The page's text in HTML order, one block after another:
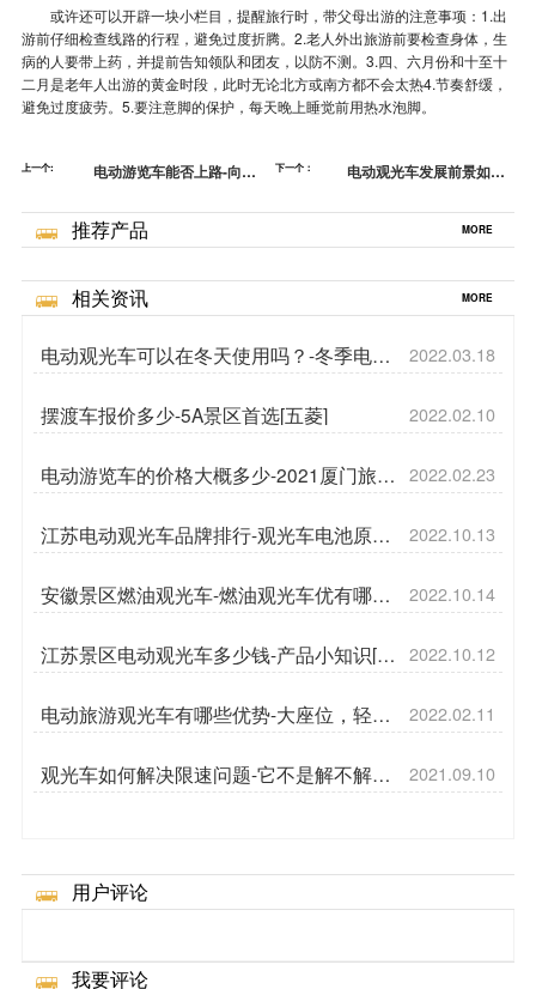
或许还可以开辟一块小栏目，提醒旅行时，带父母出游的注意事项：1.出
游前仔细检查线路的行程，避免过度折腾。2.老人外出旅游前要检查身体，生
病的人要带上药，并提前告知领队和团友，以防不测。3.四、六月份和十至十
二月是老年人出游的黄金时段，此时无论北方或南方都不会太热4.节奏舒缓，
避免过度疲劳。5.要注意脚的保护，每天晚上睡觉前用热水泡脚。
上一个:
电动游览车能否上路-向着
下一个：
电动观光车发展前景如何-
推荐产品 MORE
相关资讯 MORE
电动观光车可以在冬天使用吗？-冬季电动
观光车电池保养[五菱]
2022.03.18
摆渡车报价多少-5A景区首选[五菱] 2022.02.10
电动游览车的价格大概多少-2021厦门旅游
总收入1301亿[五菱]
2022.02.23
江苏电动观光车品牌排行-观光车电池原则
[五菱]
2022.10.13
安徽景区燃油观光车-燃油观光车优有哪些
优势[五菱]
2022.10.14
江苏景区电动观光车多少钱-产品小知识[五
菱]
2022.10.12
电动旅游观光车有哪些优势-大座位，轻松
开走[五菱]
2022.02.11
观光车如何解决限速问题-它不是解不解决
的问题，它是那种[五菱]
2021.09.10
用户评论
我要评论